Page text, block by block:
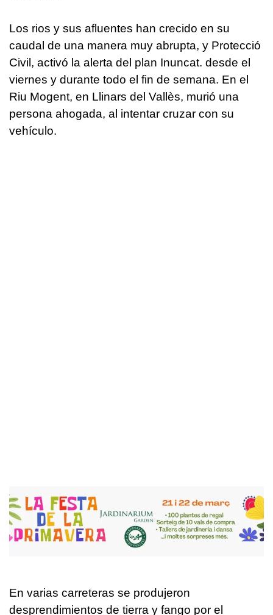
Los rios y sus afluentes han crecido en su
caudal de una manera muy abrupta, y Protecció
Civil, activó la alerta del plan Inuncat. desde el
viernes y durante todo el fin de semana. En el
Riu Mogent, en Llinars del Vallès, murió una
persona ahogada, al intentar cruzar con su
vehículo.
En varias carreteras se produjeron
desprendimientos de tierra y fango por el